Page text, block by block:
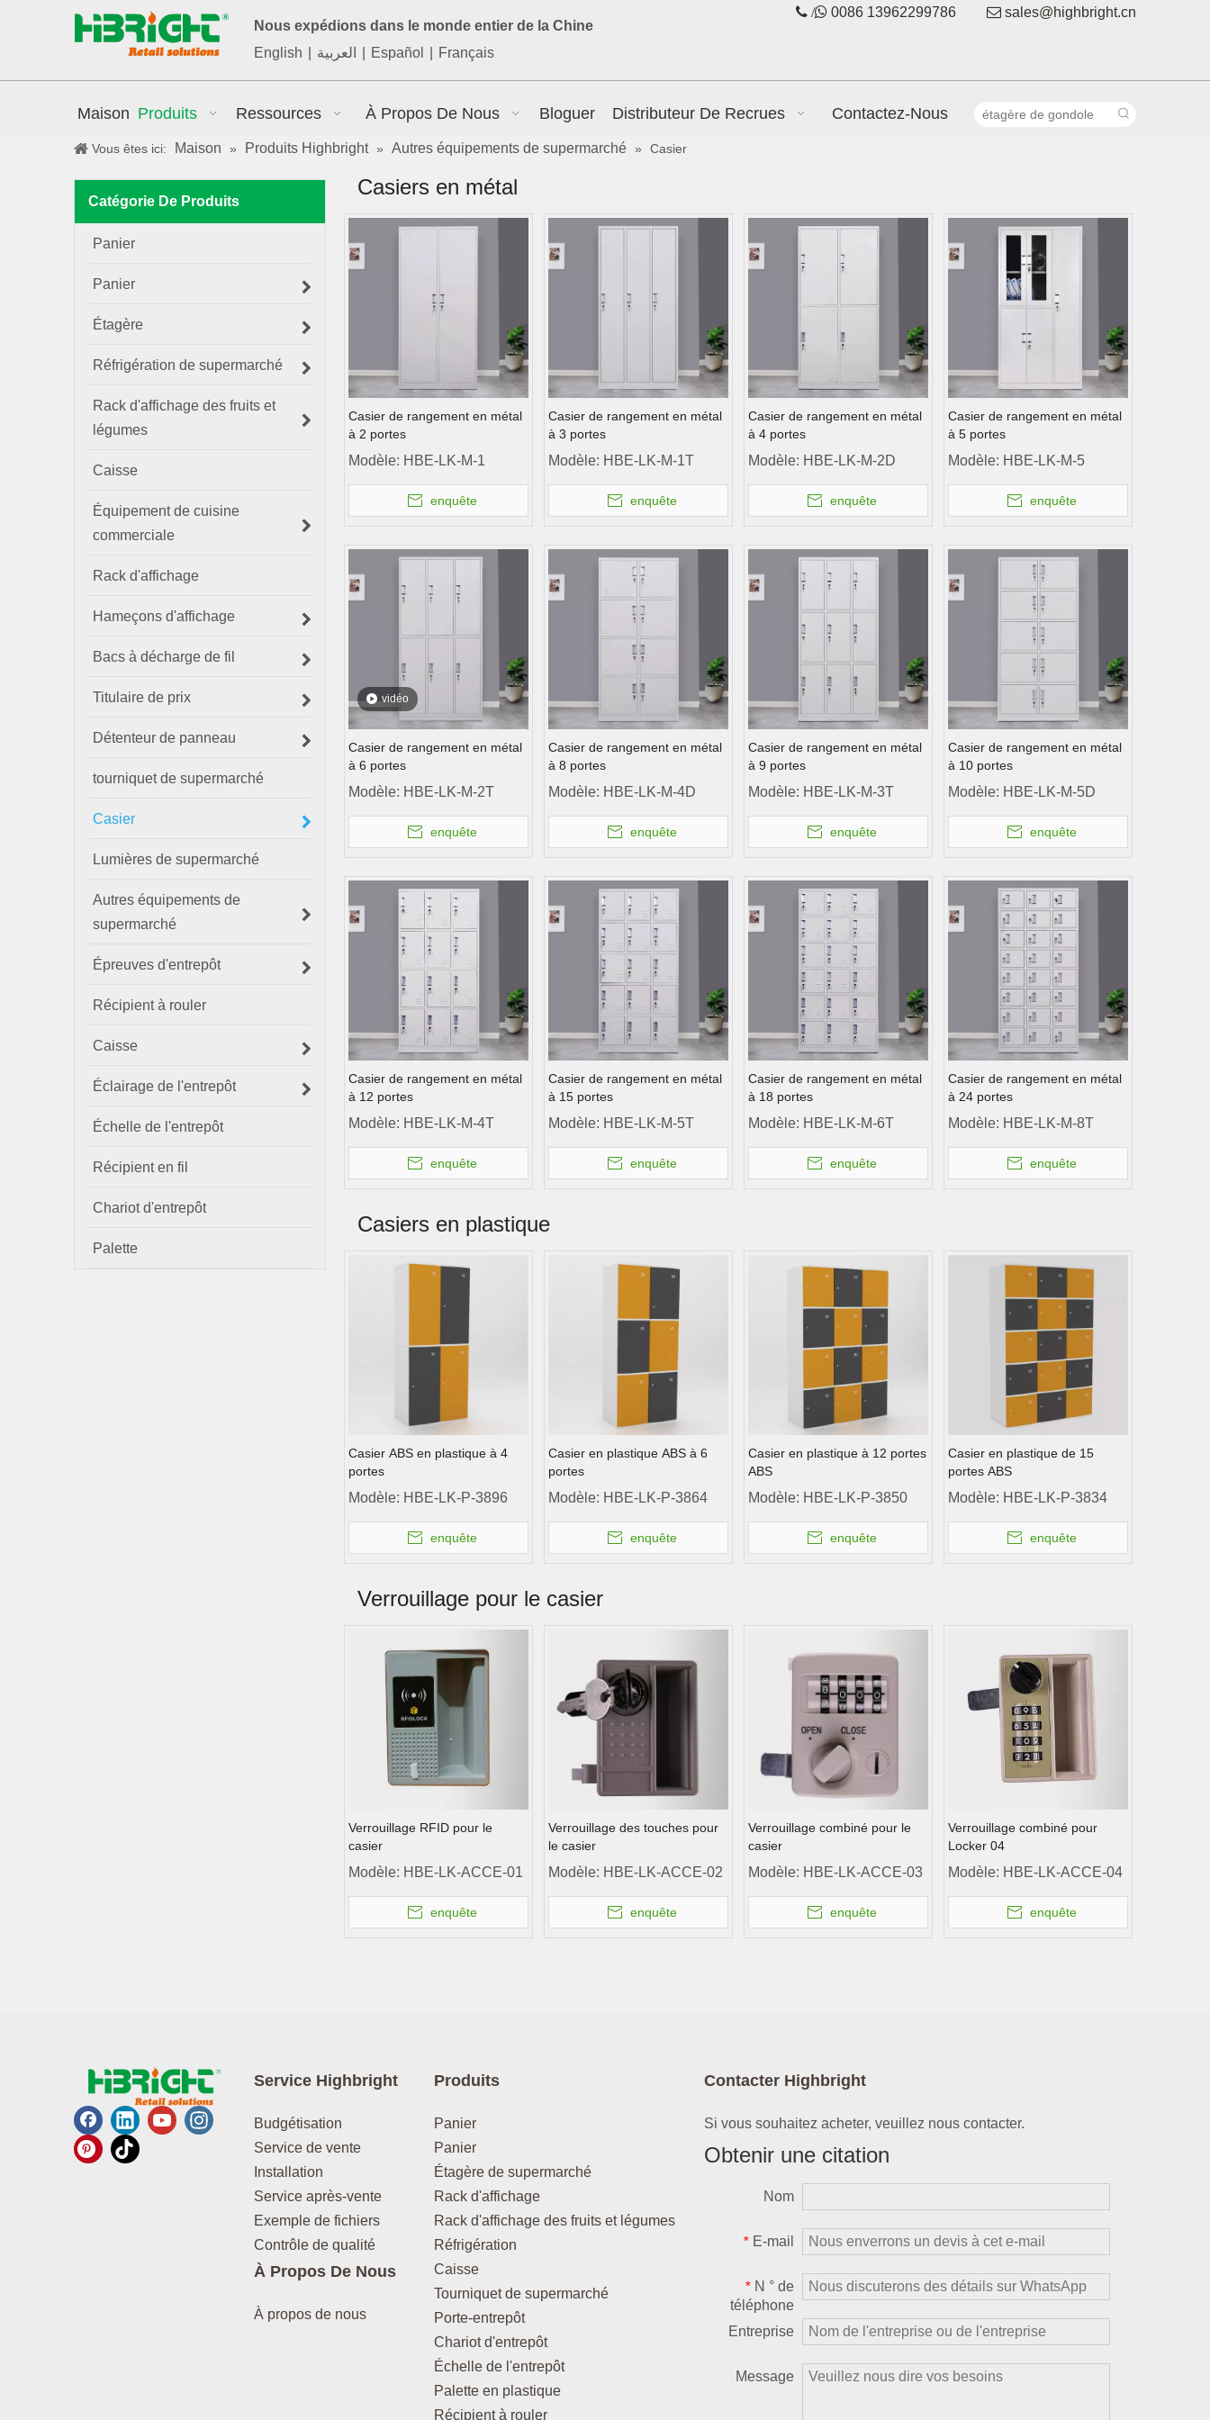
Nous expédions dans le monde entier de la Chine
English
العربية Español Français
 / 0086 13962299786  sales@highbright.cn
Maison Produits Ressources À Propos De Nous Bloguer Distributeur De Recrues Contactez-Nous
Vous êtes ici: Maison » Produits Highbright » Autres équipements de supermarché » Casier
Catégorie De Produits
Panier
Panier
Étagère
Réfrigération de supermarché
Rack d'affichage des fruits et
légumes
Caisse
Équipement de cuisine
commerciale
Rack d'affichage
Hameçons d'affichage
Bacs à décharge de fil
Titulaire de prix
Détenteur de panneau
tourniquet de supermarché
Casier
Lumières de supermarché
Autres équipements de
supermarché
Épreuves d'entrepôt
Récipient à rouler
Caisse
Éclairage de l'entrepôt
Échelle de l'entrepôt
Récipient en fil
Chariot d'entrepôt
Palette
Casiers en métal
Casier de rangement en métal
à 2 portes
Modèle: HBE-LK-M-1
enquête
Casier de rangement en métal
à 3 portes
Modèle: HBE-LK-M-1T
enquête
Casier de rangement en métal
à 4 portes
Modèle: HBE-LK-M-2D
enquête
Casier de rangement en métal
à 5 ​​portes
Modèle: HBE-LK-M-5
enquête
vidéo
Casier de rangement en métal
à 6 portes
Modèle: HBE-LK-M-2T
enquête
Casier de rangement en métal
à 8 portes
Modèle: HBE-LK-M-4D
enquête
Casier de rangement en métal
à 9 portes
Modèle: HBE-LK-M-3T
enquête
Casier de rangement en métal
à 10 portes
Modèle: HBE-LK-M-5D
enquête
Casier de rangement en métal
à 12 portes
Modèle: HBE-LK-M-4T
enquête
Casier de rangement en métal
à 15 portes
Modèle: HBE-LK-M-5T
enquête
Casier de rangement en métal
à 18 portes
Modèle: HBE-LK-M-6T
enquête
Casier de rangement en métal
à 24 portes
Modèle: HBE-LK-M-8T
enquête
Casiers en plastique
Casier ABS en plastique à 4
portes
Modèle: HBE-LK-P-3896
enquête
Casier en plastique ABS à 6
portes
Modèle: HBE-LK-P-3864
enquête
Casier en plastique à 12 portes
ABS
Modèle: HBE-LK-P-3850
enquête
Casier en plastique de 15
portes ABS
Modèle: HBE-LK-P-3834
enquête
Verrouillage pour le casier
Verrouillage RFID pour le
casier
Modèle: HBE-LK-ACCE-01
enquête
Verrouillage des touches pour
le casier
Modèle: HBE-LK-ACCE-02
enquête
Verrouillage combiné pour le
casier
Modèle: HBE-LK-ACCE-03
enquête
Verrouillage combiné pour
Locker 04
Modèle: HBE-LK-ACCE-04
enquête
Service Highbright
Budgétisation
Service de vente
Installation
Service après-vente
Exemple de fichiers
Contrôle de qualité
À Propos De Nous
À propos de nous
Produits
Panier
Panier
Étagère de supermarché
Rack d'affichage
Rack d'affichage des fruits et légumes
Réfrigération
Caisse
Tourniquet de supermarché
Porte-entrepôt
Chariot d'entrepôt
Échelle de l'entrepôt
Palette en plastique
Récipient à rouler
Contacter Highbright
Si vous souhaitez acheter, veuillez nous contacter.
Obtenir une citation
Nom
* E-mail
* N ° de
téléphone
Entreprise
Message